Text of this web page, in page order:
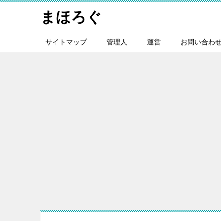
まほろぐ
サイトマップ 管理人 運営 お問い合わ